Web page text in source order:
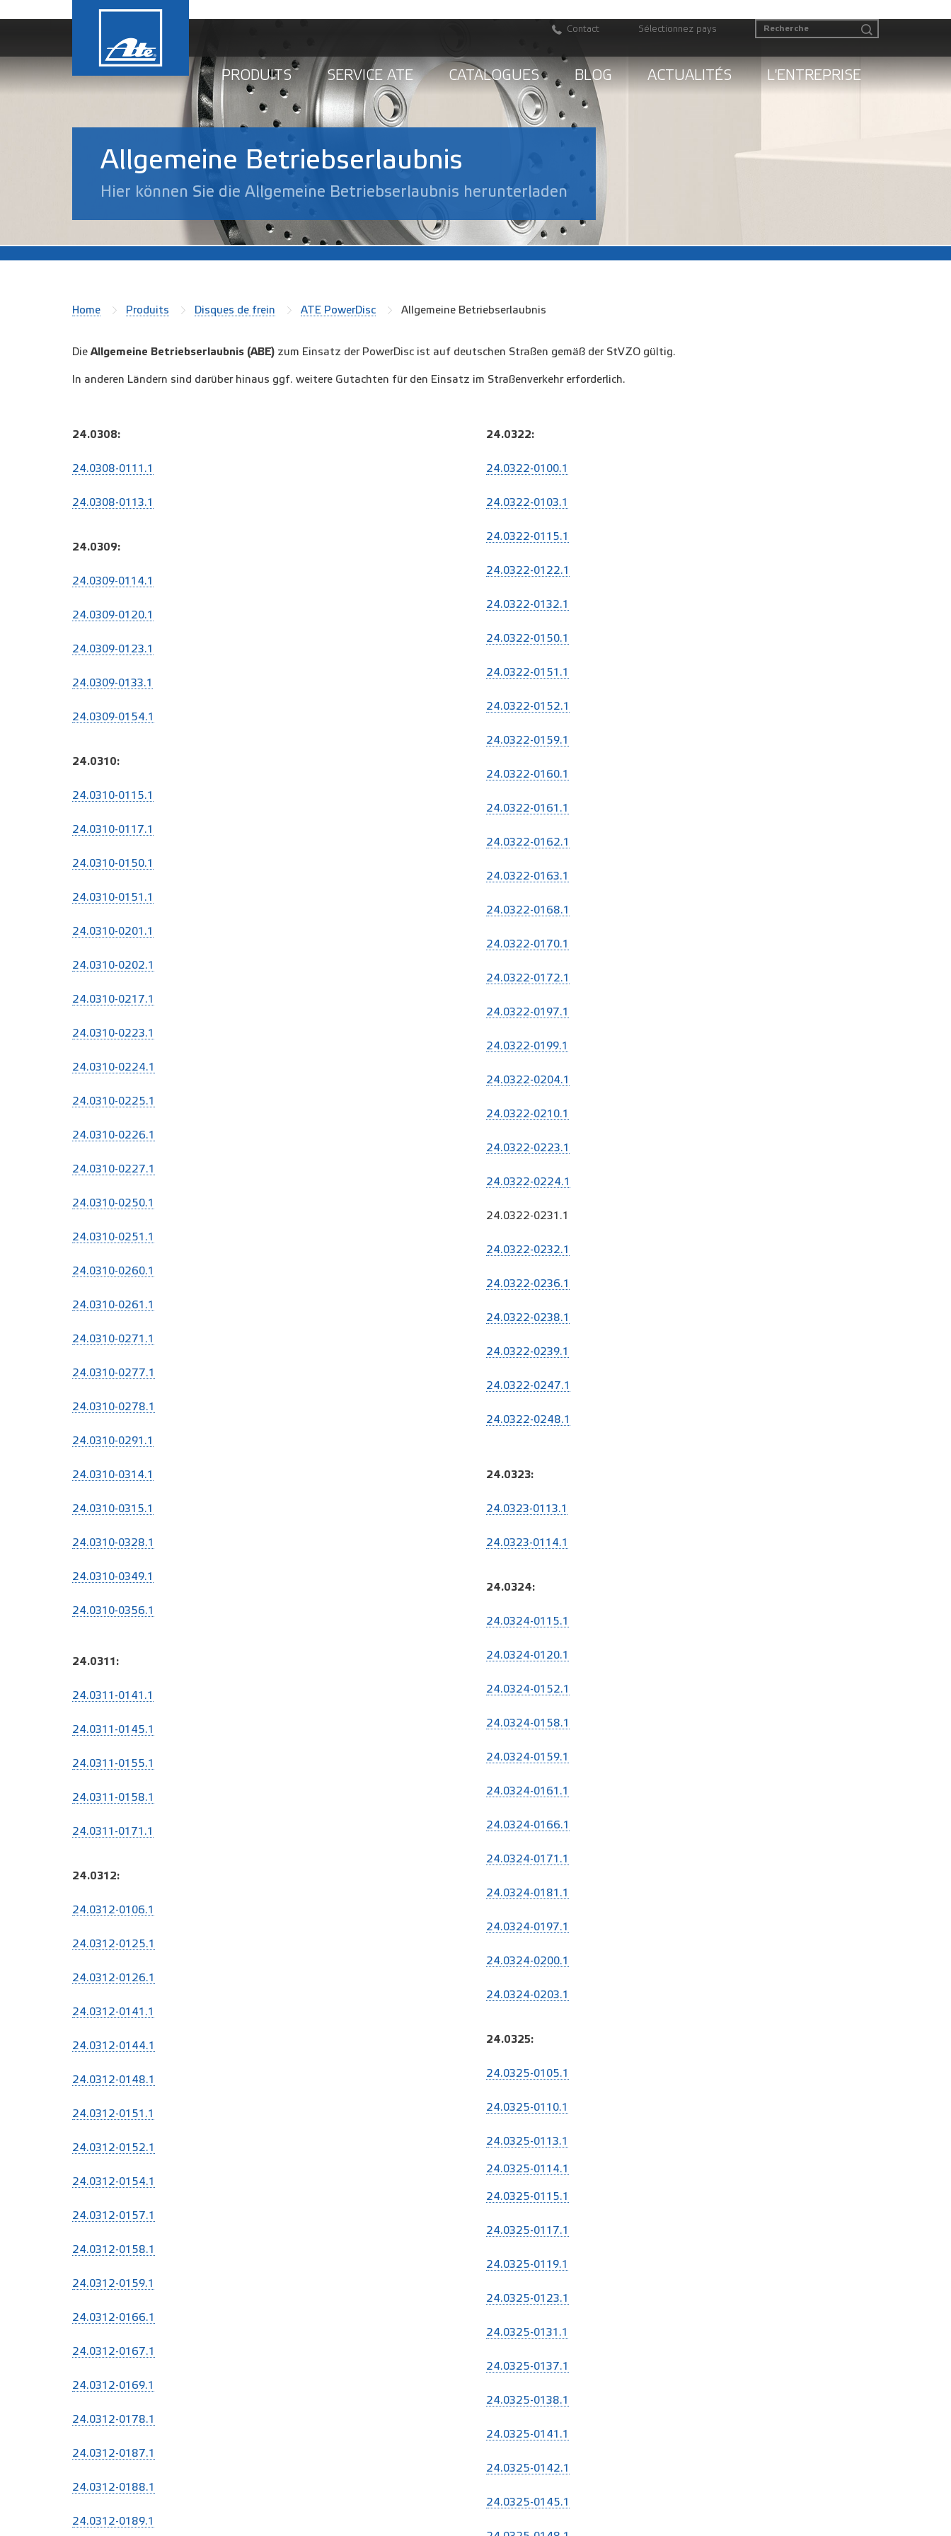
Contact Sélectionnez pays
PRODUITS SERVICE ATE CATALOGUES BLOG ACTUALITÉS L'ENTREPRISE
Allgemeine Betriebserlaubnis
Hier können Sie die Allgemeine Betriebserlaubnis herunterladen
Home Produits Disques de frein ATE PowerDisc Allgemeine Betriebserlaubnis
Die Allgemeine Betriebserlaubnis (ABE) zum Einsatz der PowerDisc ist auf deutschen Straßen gemäß der StVZO gültig.
In anderen Ländern sind darüber hinaus ggf. weitere Gutachten für den Einsatz im Straßenverkehr erforderlich.
24.0308:
24.0308-0111.1
24.0308-0113.1
24.0309:
24.0309-0114.1
24.0309-0120.1
24.0309-0123.1
24.0309-0133.1
24.0309-0154.1
24.0310:
24.0310-0115.1
24.0310-0117.1
24.0310-0150.1
24.0310-0151.1
24.0310-0201.1
24.0310-0202.1
24.0310-0217.1
24.0310-0223.1
24.0310-0224.1
24.0310-0225.1
24.0310-0226.1
24.0310-0227.1
24.0310-0250.1
24.0310-0251.1
24.0310-0260.1
24.0310-0261.1
24.0310-0271.1
24.0310-0277.1
24.0310-0278.1
24.0310-0291.1
24.0310-0314.1
24.0310-0315.1
24.0310-0328.1
24.0310-0349.1
24.0310-0356.1
24.0311:
24.0311-0141.1
24.0311-0145.1
24.0311-0155.1
24.0311-0158.1
24.0311-0171.1
24.0312:
24.0312-0106.1
24.0312-0125.1
24.0312-0126.1
24.0312-0141.1
24.0312-0144.1
24.0312-0148.1
24.0312-0151.1
24.0312-0152.1
24.0312-0154.1
24.0312-0157.1
24.0312-0158.1
24.0312-0159.1
24.0312-0166.1
24.0312-0167.1
24.0312-0169.1
24.0312-0178.1
24.0312-0187.1
24.0312-0188.1
24.0312-0189.1
24.0322:
24.0322-0100.1
24.0322-0103.1
24.0322-0115.1
24.0322-0122.1
24.0322-0132.1
24.0322-0150.1
24.0322-0151.1
24.0322-0152.1
24.0322-0159.1
24.0322-0160.1
24.0322-0161.1
24.0322-0162.1
24.0322-0163.1
24.0322-0168.1
24.0322-0170.1
24.0322-0172.1
24.0322-0197.1
24.0322-0199.1
24.0322-0204.1
24.0322-0210.1
24.0322-0223.1
24.0322-0224.1
24.0322-0231.1
24.0322-0232.1
24.0322-0236.1
24.0322-0238.1
24.0322-0239.1
24.0322-0247.1
24.0322-0248.1
24.0323:
24.0323-0113.1
24.0323-0114.1
24.0324:
24.0324-0115.1
24.0324-0120.1
24.0324-0152.1
24.0324-0158.1
24.0324-0159.1
24.0324-0161.1
24.0324-0166.1
24.0324-0171.1
24.0324-0181.1
24.0324-0197.1
24.0324-0200.1
24.0324-0203.1
24.0325:
24.0325-0105.1
24.0325-0110.1
24.0325-0113.1
24.0325-0114.1
24.0325-0115.1
24.0325-0117.1
24.0325-0119.1
24.0325-0123.1
24.0325-0131.1
24.0325-0137.1
24.0325-0138.1
24.0325-0141.1
24.0325-0142.1
24.0325-0145.1